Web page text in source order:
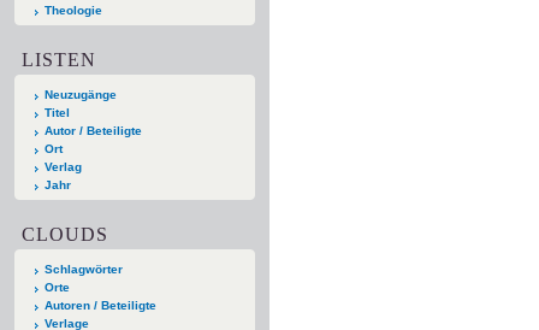
Theologie
LISTEN
Neuzugänge
Titel
Autor / Beteiligte
Ort
Verlag
Jahr
CLOUDS
Schlagwörter
Orte
Autoren / Beteiligte
Verlage